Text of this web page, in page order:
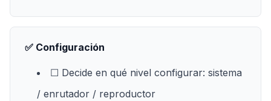
✅ Configuración
☐ Decide en qué nivel configurar: sistema
/ enrutador / reproductor